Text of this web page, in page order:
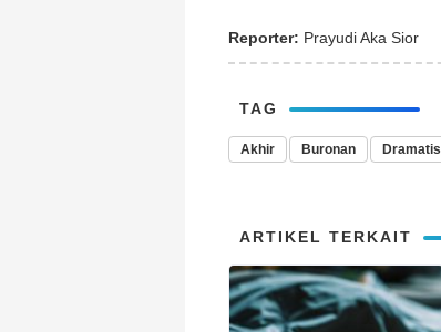
Reporter: Prayudi Aka Sior
TAG
Akhir Buronan Dramatis
ARTIKEL TERKAIT